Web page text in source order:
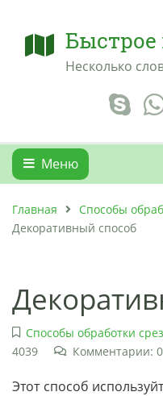
Несколько
Меню
Главная
Способы
Декоративный способ
Способы обработки
4039
Комментарии: 0
Этот способ